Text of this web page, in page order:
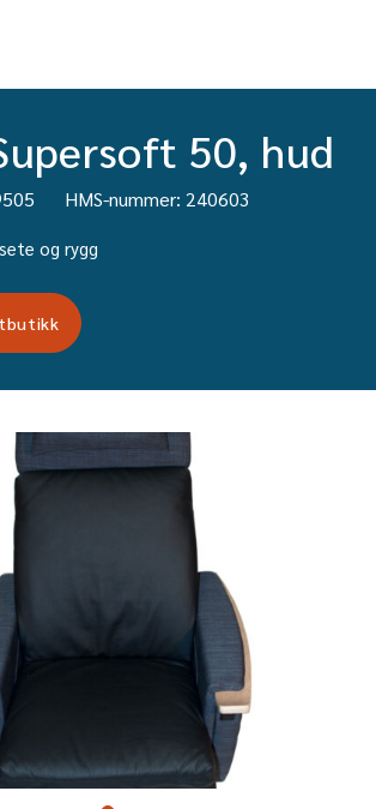
50, hud
HMS-nummer: 240603
og rygg